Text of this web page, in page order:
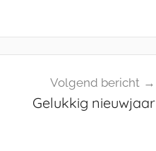
Volgend bericht
Gelukkig nieuwjaar